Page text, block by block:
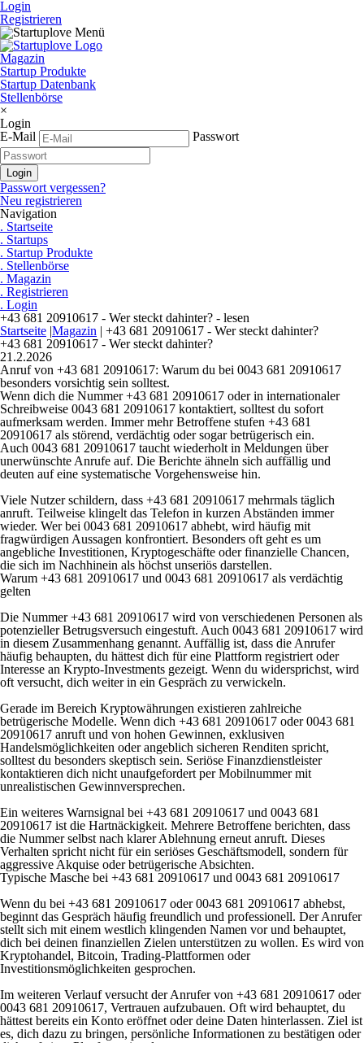
Login
Registrieren
Magazin
Startup Produkte
Startup Datenbank
Stellenbörse
×
Login
E-Mail
Passwort
Passwort vergessen?
Neu registrieren
Navigation
. Startseite
. Startups
. Startup Produkte
. Stellenbörse
. Magazin
. Registrieren
. Login
+43 681 20910617 - Wer steckt dahinter? - lesen
Startseite |Magazin | +43 681 20910617 - Wer steckt dahinter?
+43 681 20910617 - Wer steckt dahinter?
21.2.2026
Anruf von +43 681 20910617: Warum du bei 0043 681 20910617
besonders vorsichtig sein solltest.
Wenn dich die Nummer +43 681 20910617 oder in internationaler
Schreibweise 0043 681 20910617 kontaktiert, solltest du sofort
aufmerksam werden. Immer mehr Betroffene stufen +43 681
20910617 als störend, verdächtig oder sogar betrügerisch ein.
Auch 0043 681 20910617 taucht wiederholt in Meldungen über
unerwünschte Anrufe auf. Die Berichte ähneln sich auffällig und
deuten auf eine systematische Vorgehensweise hin.
Viele Nutzer schildern, dass +43 681 20910617 mehrmals täglich
anruft. Teilweise klingelt das Telefon in kurzen Abständen immer
wieder. Wer bei 0043 681 20910617 abhebt, wird häufig mit
fragwürdigen Aussagen konfrontiert. Besonders oft geht es um
angebliche Investitionen, Kryptogeschäfte oder finanzielle Chancen,
die sich im Nachhinein als höchst unseriös darstellen.
Warum +43 681 20910617 und 0043 681 20910617 als verdächtig
gelten
Die Nummer +43 681 20910617 wird von verschiedenen Personen als
potenzieller Betrugsversuch eingestuft. Auch 0043 681 20910617 wird
in diesem Zusammenhang genannt. Auffällig ist, dass die Anrufer
häufig behaupten, du hättest dich für eine Plattform registriert oder
Interesse an Krypto-Investments gezeigt. Wenn du widersprichst, wird
oft versucht, dich weiter in ein Gespräch zu verwickeln.
Gerade im Bereich Kryptowährungen existieren zahlreiche
betrügerische Modelle. Wenn dich +43 681 20910617 oder 0043 681
20910617 anruft und von hohen Gewinnen, exklusiven
Handelsmöglichkeiten oder angeblich sicheren Renditen spricht,
solltest du besonders skeptisch sein. Seriöse Finanzdienstleister
kontaktieren dich nicht unaufgefordert per Mobilnummer mit
unrealistischen Gewinnversprechen.
Ein weiteres Warnsignal bei +43 681 20910617 und 0043 681
20910617 ist die Hartnäckigkeit. Mehrere Betroffene berichten, dass
die Nummer selbst nach klarer Ablehnung erneut anruft. Dieses
Verhalten spricht nicht für ein seriöses Geschäftsmodell, sondern für
aggressive Akquise oder betrügerische Absichten.
Typische Masche bei +43 681 20910617 und 0043 681 20910617
Wenn du bei +43 681 20910617 oder 0043 681 20910617 abhebst,
beginnt das Gespräch häufig freundlich und professionell. Der Anrufer
stellt sich mit einem westlich klingenden Namen vor und behauptet,
dich bei deinen finanziellen Zielen unterstützen zu wollen. Es wird von
Kryptohandel, Bitcoin, Trading-Plattformen oder
Investitionsmöglichkeiten gesprochen.
Im weiteren Verlauf versucht der Anrufer von +43 681 20910617 oder
0043 681 20910617, Vertrauen aufzubauen. Oft wird behauptet, du
hättest bereits ein Konto eröffnet oder deine Daten hinterlassen. Ziel ist
es, dich dazu zu bringen, persönliche Informationen zu bestätigen oder